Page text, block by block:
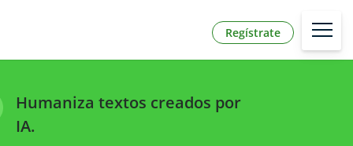
Regístrate
Humaniza textos creados por
IA.